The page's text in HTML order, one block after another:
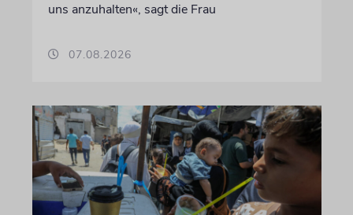
uns anzuhalten«, sagt die Frau
07.08.2026